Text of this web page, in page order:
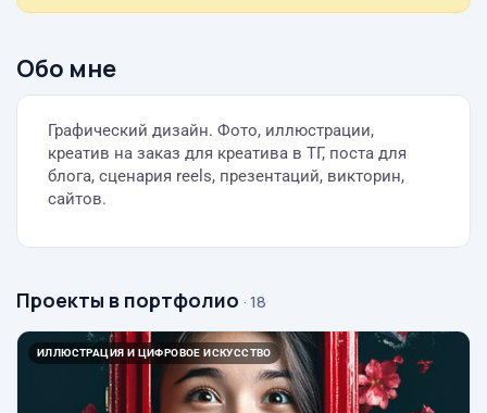
Обо мне
Графический дизайн. Фото, иллюстрации,
креатив на заказ для креатива в ТГ, поста для
блога, сценария reels, презентаций, викторин,
сайтов.
Проекты в портфолио · 18
ИЛЛЮСТРАЦИЯ И ЦИФРОВОЕ ИСКУССТВО